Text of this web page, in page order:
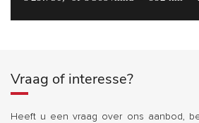
Vraag of interesse?
Heeft u een vraag over ons aanbod,